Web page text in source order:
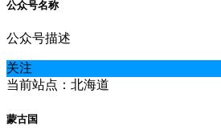
公众号名称
公众号描述
关注
当前站点：北海道
蒙古国